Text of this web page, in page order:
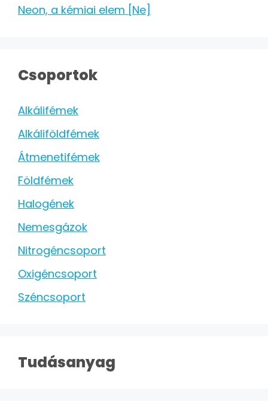
Neon, a kémiai elem [Ne]
Csoportok
Alkálifémek
Alkáliföldfémek
Átmenetifémek
Földfémek
Halogének
Nemesgázok
Nitrogéncsoport
Oxigéncsoport
Széncsoport
Tudásanyag